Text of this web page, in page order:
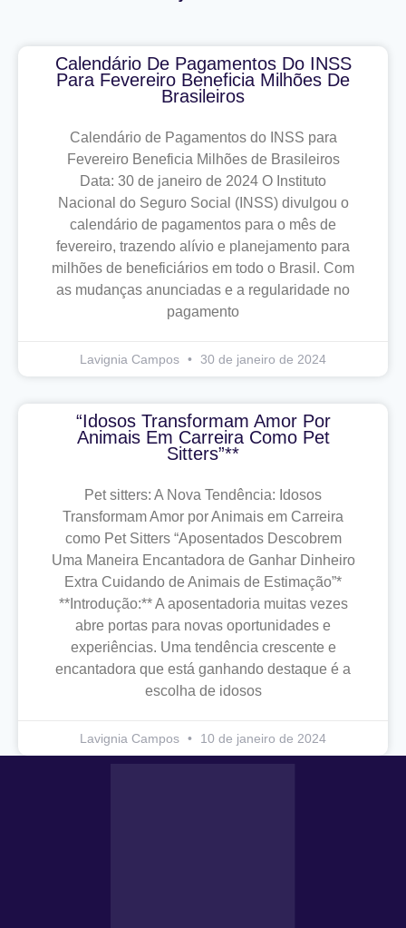
Calendário De Pagamentos Do INSS
Para Fevereiro Beneficia Milhões De
Brasileiros
Calendário de Pagamentos do INSS para
Fevereiro Beneficia Milhões de Brasileiros
Data: 30 de janeiro de 2024 O Instituto
Nacional do Seguro Social (INSS) divulgou o
calendário de pagamentos para o mês de
fevereiro, trazendo alívio e planejamento para
milhões de beneficiários em todo o Brasil. Com
as mudanças anunciadas e a regularidade no
pagamento
Lavignia Campos 30 de janeiro de 2024
“Idosos Transformam Amor Por
Animais Em Carreira Como Pet
Sitters”**
Pet sitters: A Nova Tendência: Idosos
Transformam Amor por Animais em Carreira
como Pet Sitters “Aposentados Descobrem
Uma Maneira Encantadora de Ganhar Dinheiro
Extra Cuidando de Animais de Estimação”*
**Introdução:** A aposentadoria muitas vezes
abre portas para novas oportunidades e
experiências. Uma tendência crescente e
encantadora que está ganhando destaque é a
escolha de idosos
Lavignia Campos 10 de janeiro de 2024